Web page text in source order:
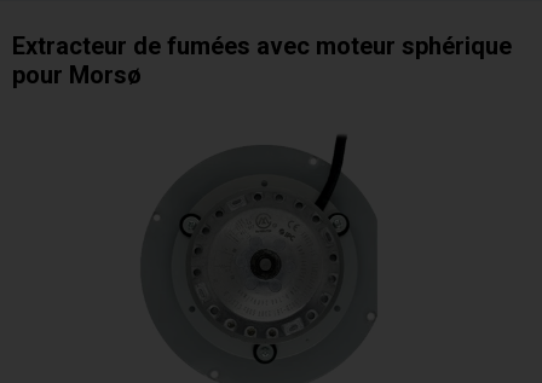
Extracteur de fumées avec moteur sphérique
pour Morsø